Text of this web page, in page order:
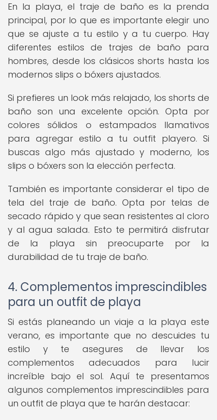
En la playa, el traje de baño es la prenda
principal, por lo que es importante elegir uno
que se ajuste a tu estilo y a tu cuerpo. Hay
diferentes estilos de trajes de baño para
hombres, desde los clásicos shorts hasta los
modernos slips o bóxers ajustados.
Si prefieres un look más relajado, los shorts de
baño son una excelente opción. Opta por
colores sólidos o estampados llamativos
para agregar estilo a tu outfit playero. Si
buscas algo más ajustado y moderno, los
slips o bóxers son la elección perfecta.
También es importante considerar el tipo de
tela del traje de baño. Opta por telas de
secado rápido y que sean resistentes al cloro
y al agua salada. Esto te permitirá disfrutar
de la playa sin preocuparte por la
durabilidad de tu traje de baño.
4. Complementos imprescindibles
para un outfit de playa
Si estás planeando un viaje a la playa este
verano, es importante que no descuides tu
estilo y te asegures de llevar los
complementos adecuados para lucir
increíble bajo el sol. Aquí te presentamos
algunos complementos imprescindibles para
un outfit de playa que te harán destacar: